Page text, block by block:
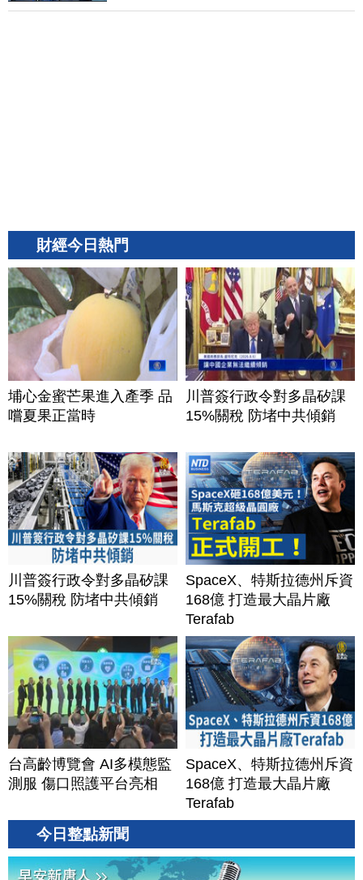
財經今日熱門
埔心金蜜芒果進入產季 品
嚐夏果正當時
川普簽行政令對多晶矽課
15%關稅 防堵中共傾銷
川普簽行政令對多晶矽課
15%關稅 防堵中共傾銷
SpaceX、特斯拉德州斥資
168億 打造最大晶片廠
Terafab
台高齡博覽會 AI多模態監
測服 傷口照護平台亮相
SpaceX、特斯拉德州斥資
168億 打造最大晶片廠
Terafab
今日整點新聞